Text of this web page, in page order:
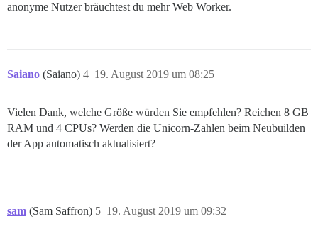
anonyme Nutzer bräuchtest du mehr Web Worker.
Saiano (Saiano) 19. August 2019 um 08:25
4
Vielen Dank, welche Größe würden Sie empfehlen? Reichen 8 GB
RAM und 4 CPUs? Werden die Unicorn-Zahlen beim Neubuilden
der App automatisch aktualisiert?
sam (Sam Saffron) 19. August 2019 um 09:32
5